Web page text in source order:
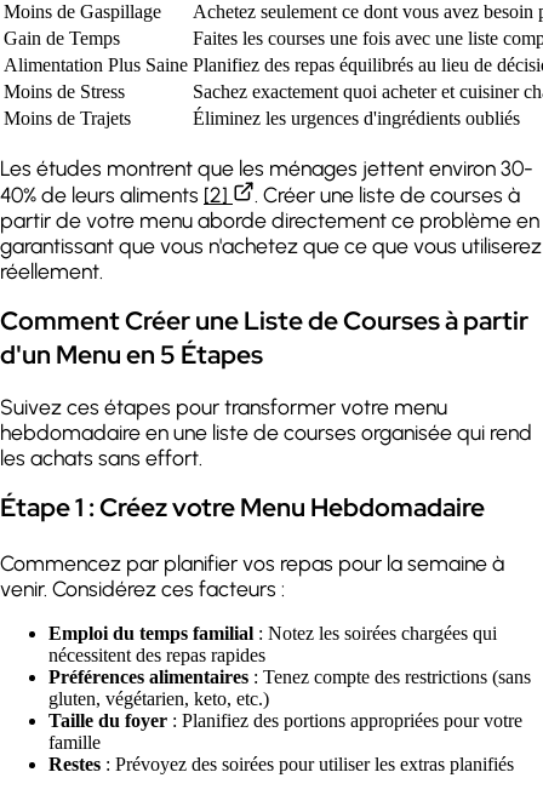
Moins de Gaspillage
Achetez seulement ce dont vous avez besoin
Gain de Temps
Faites les courses une fois avec une liste
Alimentation Plus Saine Planifiez des repas équilibrés au lieu de
Moins de Stress
Sachez exactement quoi acheter et cuisiner
Moins de Trajets
Éliminez les urgences d'ingrédients oubliés
Les études montrent que les ménages jettent environ 30-
40% de leurs aliments [2]
. Créer une liste de courses à
partir de votre menu aborde directement ce problème en
garantissant que vous n'achetez que ce que vous utiliserez
réellement.
Comment Créer une Liste de Courses à partir
d'un Menu en 5 Étapes
Suivez ces étapes pour transformer votre menu
hebdomadaire en une liste de courses organisée qui rend
les achats sans effort.
Étape 1 : Créez votre Menu Hebdomadaire
Commencez par planifier vos repas pour la semaine à
venir. Considérez ces facteurs :
Emploi du temps familial : Notez les soirées chargées qui
nécessitent des repas rapides
Préférences alimentaires : Tenez compte des restrictions (sans
gluten, végétarien, keto, etc.)
Taille du foyer : Planifiez des portions appropriées pour votre
famille
Restes : Prévoyez des soirées pour utiliser les extras planifiés